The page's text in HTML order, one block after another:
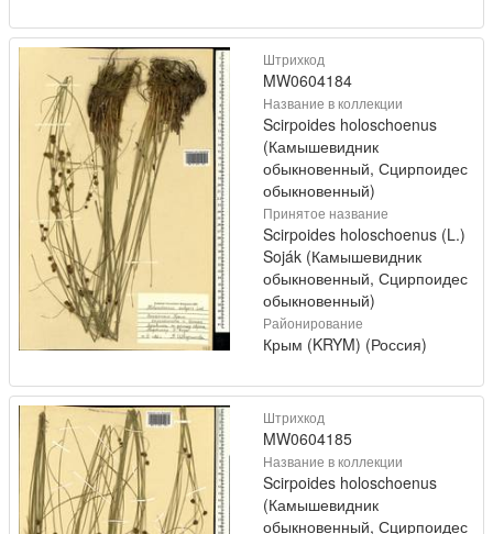
Штрихкод
MW0604184
Название в коллекции
Scirpoides holoschoenus
(Камышевидник
обыкновенный, Сцирпоидес
обыкновенный)
Принятое название
Scirpoides holoschoenus (L.)
Soják (Камышевидник
обыкновенный, Сцирпоидес
обыкновенный)
Районирование
Крым (KRYM) (Россия)
Штрихкод
MW0604185
Название в коллекции
Scirpoides holoschoenus
(Камышевидник
обыкновенный, Сцирпоидес